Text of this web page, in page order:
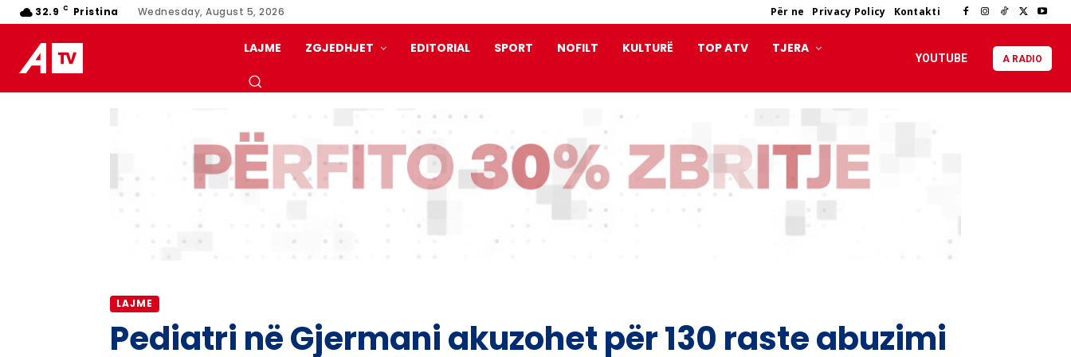
32.9 C Pristina Wednesday, August 5, 2026 Për ne Privacy Policy Kontakti
LAJME ZGJEDHJET EDITORIAL SPORT NOFILT KULTURË TOP ATV TJERA
YOUTUBE A RADIO
LAJME
Pediatri në Gjermani akuzohet për 130 raste abuzimi